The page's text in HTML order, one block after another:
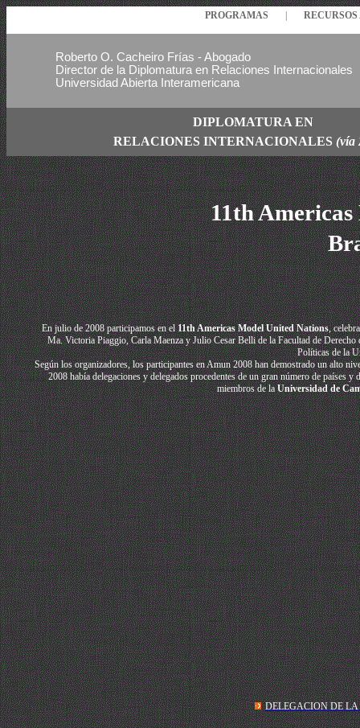
PROGRAMAS
Roberto O. Cacheiro Frías - Abogado
Director de la Diplomatura en Relaciones Internacionales
Universidad Abierta Interamericana
DIPLOMATURA EN
RELACIONES INTERNACIONALES (vía
11th
En julio de 2008 participamosen el11th Americas Model United Nations,
Ma. Victoria Piaggio, Carla Maenza y Julio CesarBellide laFacultad de
Políticas de la
Según los organizadores, los participantes en Amun 2008 han demostrado un alto
2008 había delegaciones y delegados procedentes de un gran número de países
miembros de laUniversidad de
DELEGACION DE